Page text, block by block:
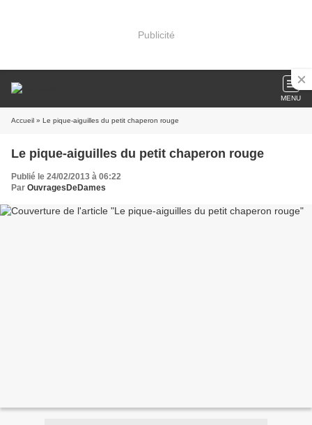
Publicité
MENU
Accueil » Le pique-aiguilles du petit chaperon rouge
Le pique-aiguilles du petit chaperon rouge
Publié le 24/02/2013 à 06:22
Par OuvragesDeDames